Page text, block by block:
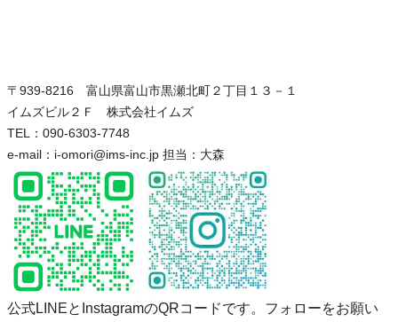
〒939-8216 富山県富山市黒瀬北町２丁目１３－１
イムズビル２Ｆ 株式会社イムズ
TEL：090-6303-7748
e-mail：i-omori@ims-inc.jp 担当：大森
公式LINEとInstagramのQRコードです。フォローをお願い